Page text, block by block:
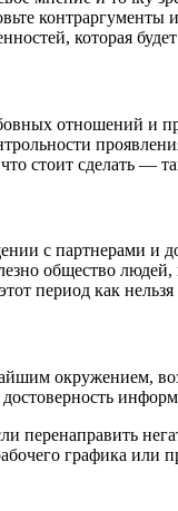
которая
отношений и
стоит сделать —
с партнерами и
общество людей,
период как
окружением,
перенаправить
графика или